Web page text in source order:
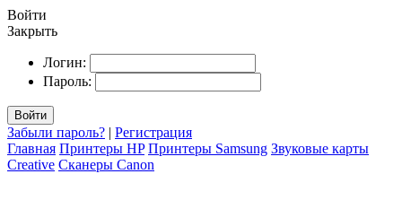
Войти
Закрыть
Логин:
Пароль:
Войти
Забыли пароль? | Регистрация
Главная Принтеры HP Принтеры Samsung Звуковые карты
Creative Сканеры Canon